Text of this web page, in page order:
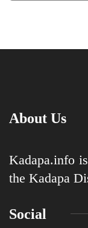
About Us
Kadapa.info
the Kadapa
Social